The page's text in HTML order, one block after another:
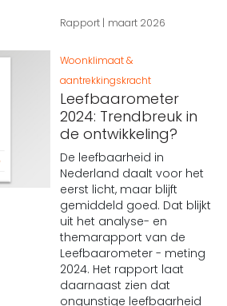
Rapport maart 2026
Woonklimaat &
aantrekkingskracht
Leefbaarometer
2024: Trendbreuk in
de ontwikkeling?
De leefbaarheid in
Nederland daalt voor het
eerst licht, maar blijft
gemiddeld goed. Dat blijkt
uit het analyse- en
themarapport van de
Leefbaarometer - meting
2024. Het rapport laat
daarnaast zien dat
ongunstige leefbaarheid